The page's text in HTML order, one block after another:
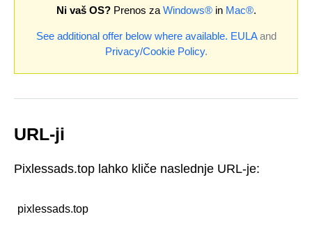
Ni vaš OS?Prenos zaWindows®in Mac®.
See additional offer below where available. EULAand
Privacy/Cookie Policy.
URL-ji
Pixlessads.top lahko kliče naslednje URL-je:
pixlessads.top